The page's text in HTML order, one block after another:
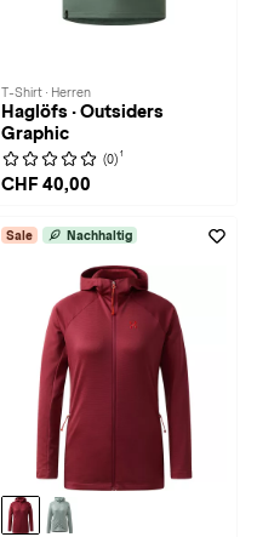
T-Shirt · Herren
Haglöfs · Outsiders
Graphic
(0) 1
CHF 40,00
Sale Nachhaltig